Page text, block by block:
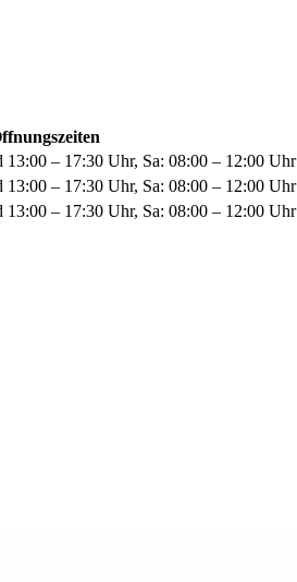
– 17:30 Uhr, Sa: 08:00 – 12:00 Uhr
– 17:30 Uhr, Sa: 08:00 – 12:00 Uhr
– 17:30 Uhr, Sa: 08:00 – 12:00 Uhr